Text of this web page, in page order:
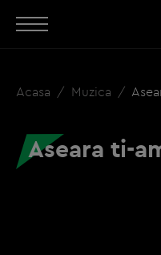
Acasa Muzica
Aseara ti-